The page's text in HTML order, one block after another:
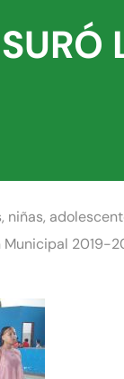
niñas,
2019-